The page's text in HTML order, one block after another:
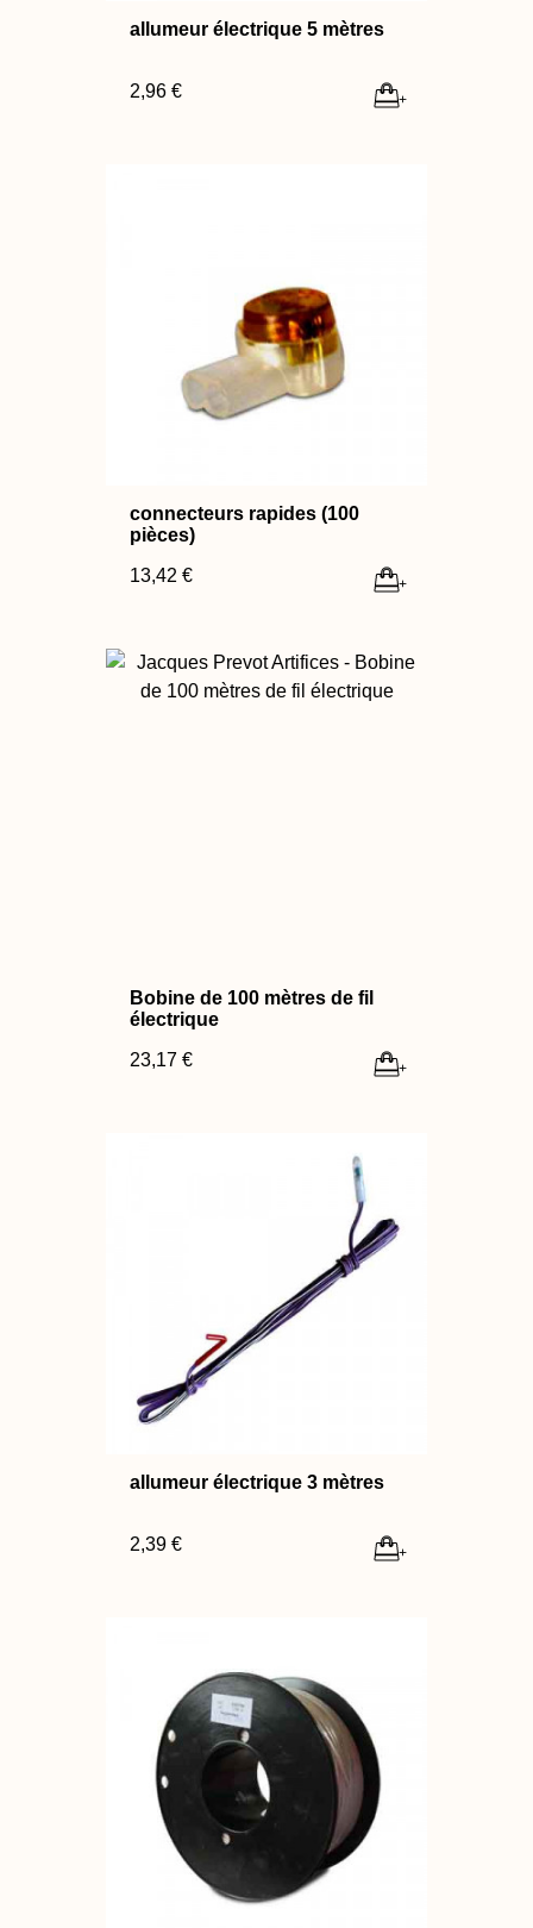
allumeur électrique 5 mètres
2,96 € +
connecteurs rapides (100
pièces)
13,42 €
+
Bobine de 100 mètres de fil
électrique
23,17 €
+
allumeur électrique 3 mètres
2,39 € +